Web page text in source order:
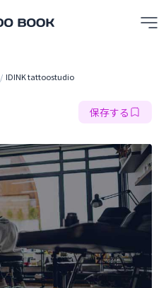
/ IDINK tattoostudio
保存する